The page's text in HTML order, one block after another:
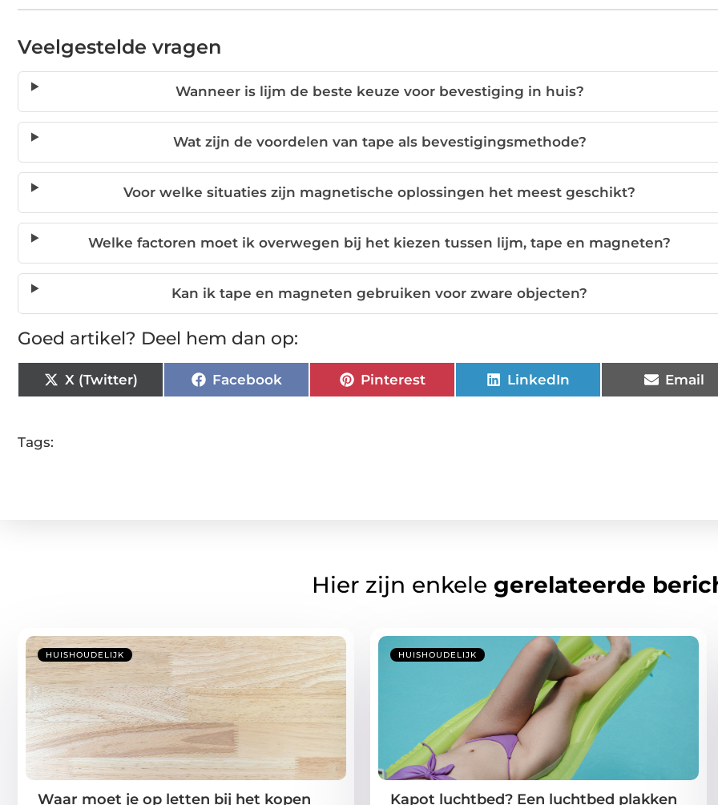
Veelgestelde vragen
Wanneer is lijm de beste keuze voor bevestiging in huis?
Wat zijn de voordelen van tape als bevestigingsmethode?
Voor welke situaties zijn magnetische oplossingen het meest geschikt?
Welke factoren moet ik overwegen bij het kiezen tussen lijm, tape en magneten?
Kan ik tape en magneten gebruiken voor zware objecten?
Goed artikel? Deel hem dan op:
X (Twitter) Facebook Pinterest LinkedIn Email
Tags:
Hier zijn enkele gerelateerde
HUISHOUDELIJK
Waar moet je op letten bij het kopen
HUISHOUDELIJK
Kapot luchtbed? Een luchtbed plakken